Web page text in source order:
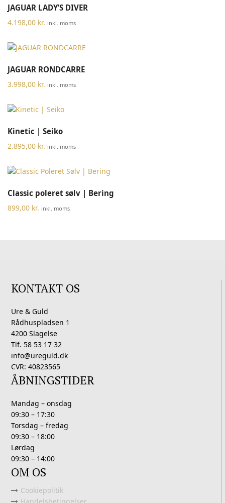
JAGUAR LADY’S DIVER
4.198,00 kr. inkl. moms
JAGUAR RONDCARRE
3.998,00 kr. inkl. moms
Kinetic | Seiko
2.895,00 kr. inkl. moms
Classic poleret sølv | Bering
899,00 kr. inkl. moms
KONTAKT OS
Ure & Guld
Rådhuspladsen 1
4200 Slagelse
Tlf. 58 53 17 32
info@ureguld.dk
CVR: 40823565
ÅBNINGSTIDER
Mandag – onsdag
09:30 – 17:30
Torsdag – fredag
09:30 – 18:00
Lørdag
09:30 – 14:00
OM OS
Cookiepolitik